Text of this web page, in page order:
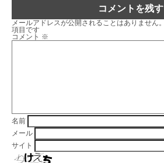
コメントを残す
メールアドレスが公開されることはありません。
項目です
コメント ※
名前
メール
サイト